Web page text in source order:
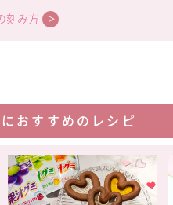
刻み方
おすすめのレシピ